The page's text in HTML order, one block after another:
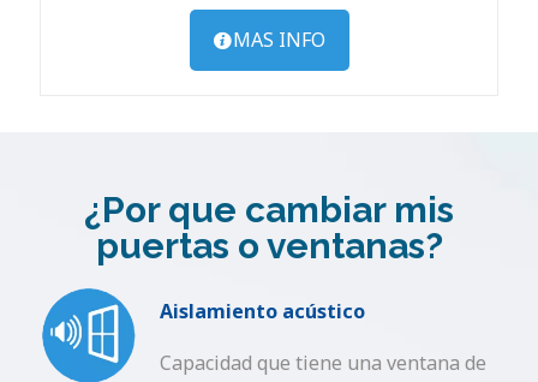
MAS INFO
¿Por que cambiar mis
puertas o ventanas?
Aislamiento acústico
Capacidad que tiene una ventana de